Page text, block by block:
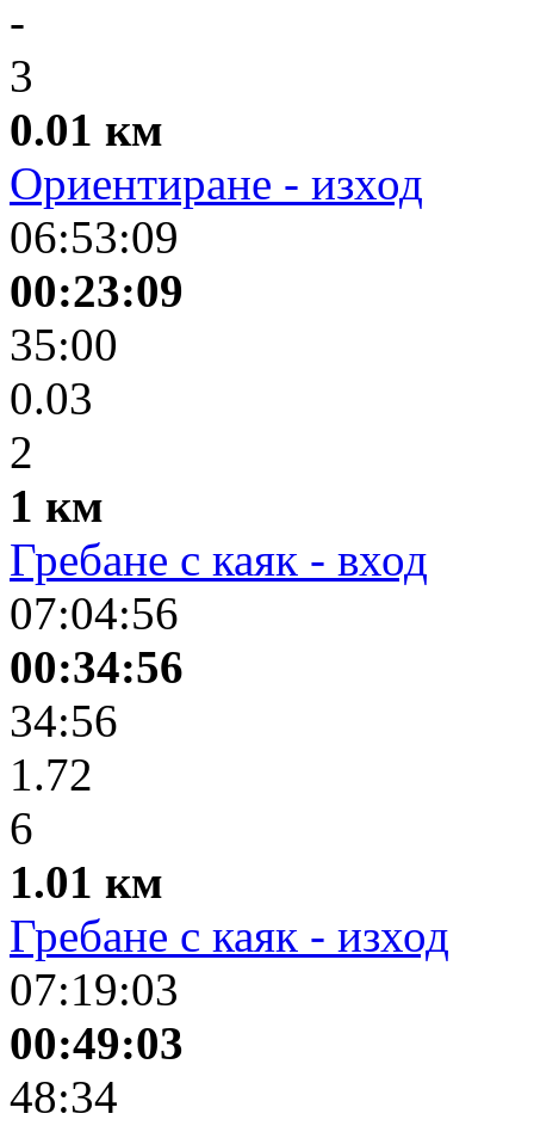
-
3
0.01 км
Ориентиране - изход
06:53:09
00:23:09
35:00
0.03
2
1 км
Гребане с каяк - вход
07:04:56
00:34:56
34:56
1.72
6
1.01 км
Гребане с каяк - изход
07:19:03
00:49:03
48:34